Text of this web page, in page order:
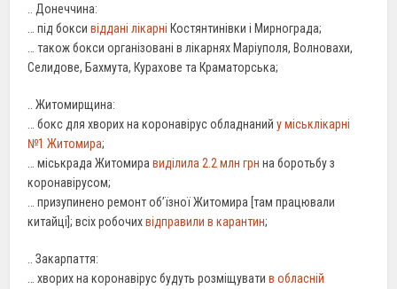
.. Донеччина:
… під боксивіддані лікарні Костянтинівки і Мирнограда;
… також бокси організовані в лікарнях Маріуполя, Волновахи,
Селидове, Бахмута, Курахове та Краматорська;
.. Житомирщина:
… бокс для хворих на коронавірус обладнанийу міськлікарні
№1 Житомира;
… міськрада Житомиравиділила 2.2 млн грн на боротьбу з
коронавірусом;
… призупинено ремонт об’їзної Житомира [там працювали
китайці]; всіх робочихвідправили в карантин;
.. Закарпаття:
… хворих на коронавірус будуть розміщуватив обласній